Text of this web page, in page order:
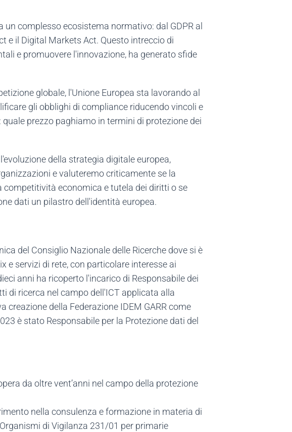
complesso ecosistema normativo: dal GDPR al
e il Digital Markets Act. Questo intreccio di
e promuovere l'innovazione, ha generato sfide
globale, l'Unione Europea sta lavorando al
gli obblighi di compliance riducendo vincoli e
prezzo paghiamo in termini di protezione dei
della strategia digitale europea,
e valuteremo criticamente se la
economica e tutela dei diritti o se
dati un pilastro dell'identità europea.
del Consiglio Nazionale delle Ricerche dove si è
servizi di rete, con particolare interesse ai
anni ha ricoperto l'incarico di Responsabile dei
di ricerca nel campo dell'ICT applicata alla
creazione della Federazione IDEM GARR come
è stato Responsabile per la Protezione dati del
da oltre vent’anni nel campo della protezione
nella consulenza e formazione in materia di
di Vigilanza 231/01 per primarie